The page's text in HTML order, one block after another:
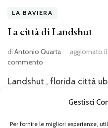
Gestisci
Per fornire le migliori esperienze,
LA BAVIERA
La città di Landshut
di Antonio Quarta aggiornato il
commento
città
Landshut
Landshut , florida città
importanti della regione